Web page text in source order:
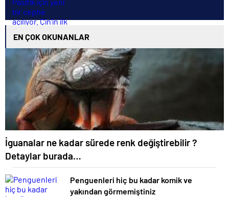
EN ÇOK OKUNANLAR
İguanalar ne kadar sürede renk değiştirebilir ?
Detaylar burada…
Penguenleri hiç bu kadar komik ve
yakından görmemiştiniz